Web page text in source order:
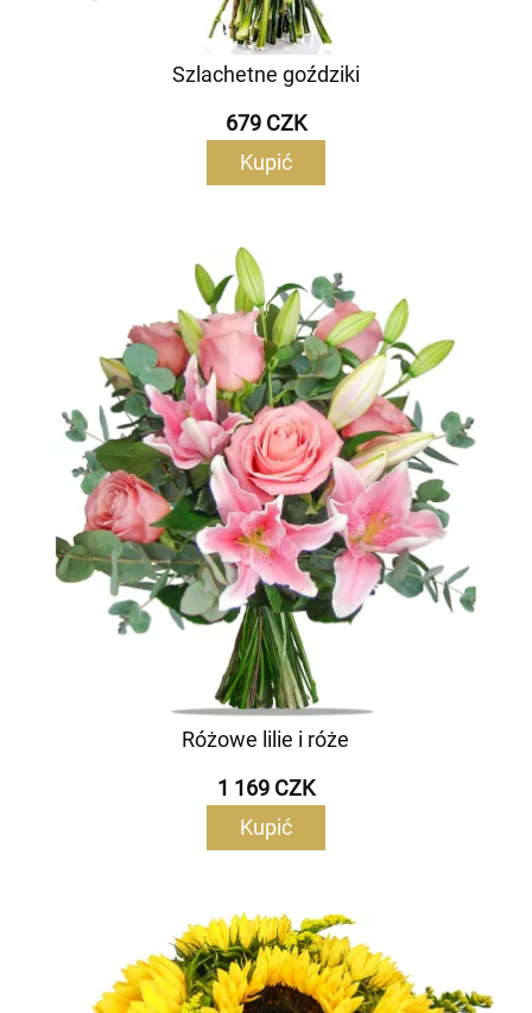
Szlachetne goździki
679 CZK
Kupić
Różowe lilie i róże
1 169 CZK
Kupić